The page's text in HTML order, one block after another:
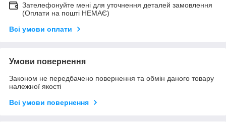
Зателефонуйте мені для уточнення деталей замовлення
(Оплати на пошті НЕМАЄ)
Всі умови оплати
Умови повернення
Законом не передбачено повернення та обмін даного товару
належної якості
Всі умови повернення